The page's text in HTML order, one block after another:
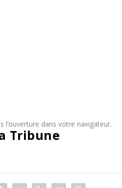
l’ouverture dans votre navigateur.
Tribune